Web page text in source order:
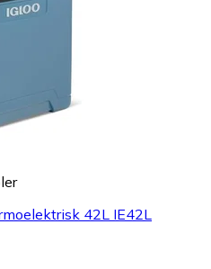
42L IE42L